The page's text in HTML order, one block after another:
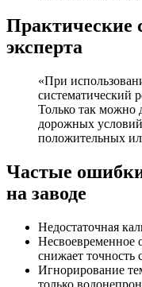
Практические
эксперта
«При
систематический
Только так можно
дорожных
положительных
Частые
на заводе
Недостаточная
Несвоевременное
снижает точность
Игнорирование